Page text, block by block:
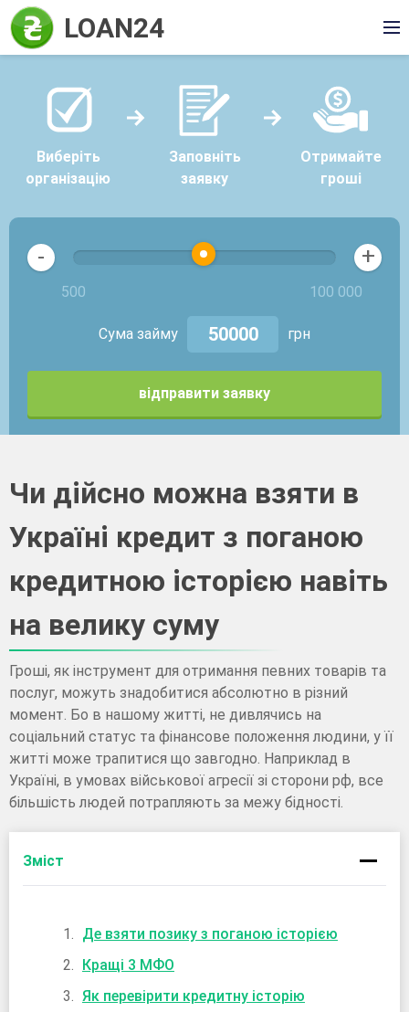
LOAN24
Виберіть
організацію
Заповніть
заявку
Отримайте
гроші
-
500 100 000
+
Сума займу грн
відправити заявку
Чи дійсно можна взяти в
Україні кредит з поганою
кредитною історією навіть
на велику суму
Гроші, як інструмент для отримання певних товарів та
послуг, можуть знадобитися абсолютно в різний
момент. Бо в нашому житті, не дивлячись на
соціальний статус та фінансове положення людини, у її
житті може трапитися що завгодно. Наприклад в
Україні, в умовах військової агресії зі сторони рф, все
більшість людей потрапляють за межу бідності.
Зміст
Де взяти позику з поганою історією
Кращі 3 МФО
Як перевірити кредитну історію